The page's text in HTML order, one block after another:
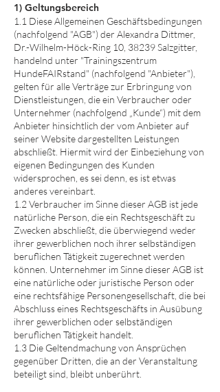
1) Geltungsbereich
1.1 Diese Allgemeinen Geschäftsbedingungen
(nachfolgend "AGB") der Alexandra Dittmer,
Dr.-Wilhelm-Höck-Ring 10, 38239 Salzgitter,
handelnd unter "Trainingszentrum
HundeFAIRstand" (nachfolgend "Anbieter"),
gelten für alle Verträge zur Erbringung von
Dienstleistungen, die ein Verbraucher oder
Unternehmer (nachfolgend „Kunde“) mit dem
Anbieter hinsichtlich der vom Anbieter auf
seiner Website dargestellten Leistungen
abschließt. Hiermit wird der Einbeziehung von
eigenen Bedingungen des Kunden
widersprochen, es sei denn, es ist etwas
anderes vereinbart.
1.2 Verbraucher im Sinne dieser AGB ist jede
natürliche Person, die ein Rechtsgeschäft zu
Zwecken abschließt, die überwiegend weder
ihrer gewerblichen noch ihrer selbständigen
beruflichen Tätigkeit zugerechnet werden
können. Unternehmer im Sinne dieser AGB ist
eine natürliche oder juristische Person oder
eine rechtsfähige Personengesellschaft, die bei
Abschluss eines Rechtsgeschäfts in Ausübung
ihrer gewerblichen oder selbständigen
beruflichen Tätigkeit handelt.
1.3 Die Geltendmachung von Ansprüchen
gegenüber Dritten, die an der Veranstaltung
beteiligt sind, bleibt unberührt.